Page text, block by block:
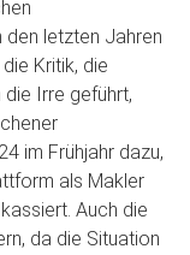
den letzten Jahren
Kritik, die
Irre geführt,
im Frühjahr dazu,
als Makler
Auch die
da die Situation